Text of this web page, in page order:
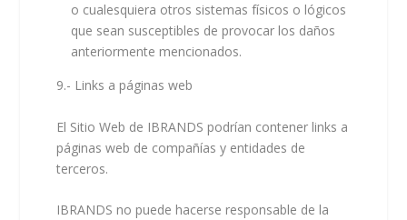
o cualesquiera otros sistemas físicos o lógicos
que sean susceptibles de provocar los daños
anteriormente mencionados.
9.- Links a páginas web
El Sitio Web de IBRANDS podrían contener links a
páginas web de compañías y entidades de
terceros.
IBRANDS no puede hacerse responsable de la